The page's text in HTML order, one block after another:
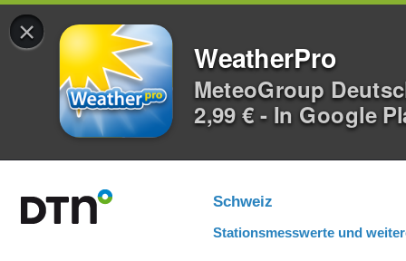
×
WeatherPro
MeteoGroup
2,99 € - In Google
Schweiz
Stationsmesswerte und